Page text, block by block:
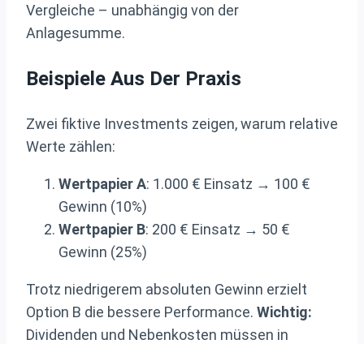
Vergleiche – unabhängig von der
Anlagesumme.
Beispiele Aus Der Praxis
Zwei fiktive Investments zeigen, warum relative
Werte zählen:
Wertpapier A: 1.000 € Einsatz → 100 €
Gewinn (10%)
Wertpapier B: 200 € Einsatz → 50 €
Gewinn (25%)
Trotz niedrigerem absoluten Gewinn erzielt
Option B die bessere Performance. Wichtig:
Dividenden und Nebenkosten müssen in